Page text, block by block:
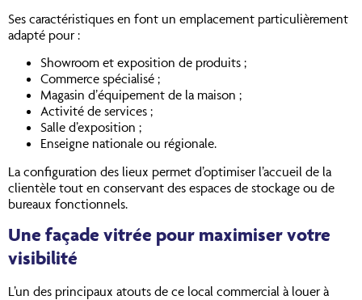
Ses caractéristiques en font un emplacement particulièrement
adapté pour :
Showroom et exposition de produits ;
Commerce spécialisé ;
Magasin d’équipement de la maison ;
Activité de services ;
Salle d’exposition ;
Enseigne nationale ou régionale.
La configuration des lieux permet d’optimiser l’accueil de la
clientèle tout en conservant des espaces de stockage ou de
bureaux fonctionnels.
Une façade vitrée pour maximiser votre
visibilité
L’un des principaux atouts de ce local commercial à louer à